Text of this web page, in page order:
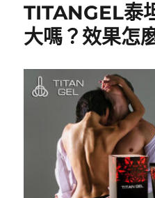
TITANGEL泰
大嗎？效果怎